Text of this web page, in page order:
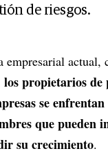
de riesgos.
empresarial actual,
los propietarios de
se
que pueden
su crecimiento.